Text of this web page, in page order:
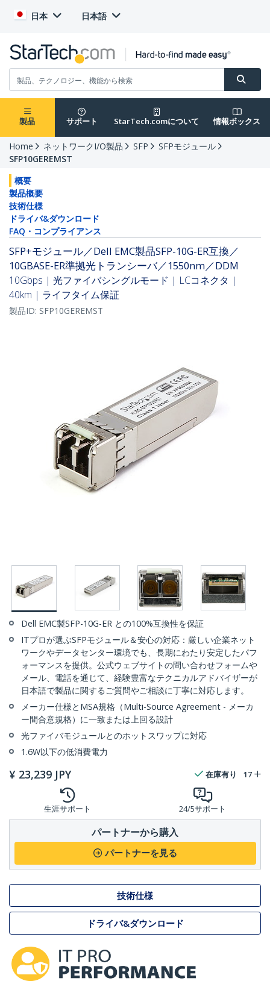
日本 日本語
製品 サポート StarTech.comについて 情報ボックス
Home ネットワークI/O製品 SFP
SFPモジュール
SFP10GEREMST
概要
製品概要
技術仕様
ドライバ&ダウンロード
FAQ・コンプライアンス
SFP+モジュール／Dell EMC製品SFP-10G-ER互換／
10GBASE-ER準拠光トランシーバ／1550nm／DDM
10Gbps | 光ファイバシングルモード | LCコネクタ |
40km | ライフタイム保証
製品ID: SFP10GEREMST
Dell EMC製SFP-10G-ER との100%互換性を保証
ITプロが選ぶSFPモジュール＆安心の対応：厳しい企業ネット
ワークやデータセンター環境でも、長期にわたり安定したパフ
ォーマンスを提供。公式ウェブサイトの問い合わせフォームや
メール、電話を通じて、経験豊富なテクニカルアドバイザーが
日本語で製品に関するご質問やご相談に丁寧に対応します。
メーカー仕様とMSA規格（Multi-Source Agreement - メーカ
ー間合意規格）に一致または上回る設計
光ファイバモジュールとのホットスワップに対応
1.6W以下の低消費電力
¥ 23,239 JPY 在庫有り 17
生涯サポート 24/5サポート
パートナーから購入
パートナーを見る
技術仕様
ドライバ&ダウンロード